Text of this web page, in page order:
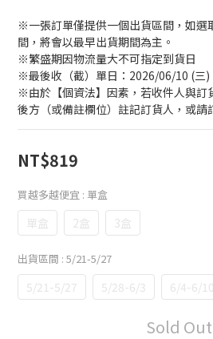
※一張訂單僅提供一個出貨區間，如選
間，將會以最早出貨期間為主。
※繁盛期因物流量大不可指定到貨日
※最後收（截）單日：2026/06/10 (三)
※由於【個資法】因素，若收件人與訂
後方（或備註欄位）註記訂貨人，或請
NT$819
買越多越便宜 : 單盒
單盒 2盒 3盒
出貨區間 : 5/21-5/27
5/21-5/27 5/28-6/3 6/4-6/10
Sold Out